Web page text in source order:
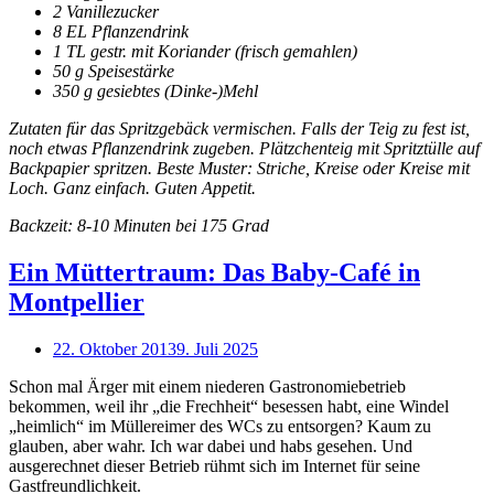
2 Vanillezucker
8 EL Pflanzendrink
1 TL gestr. mit Koriander (frisch gemahlen)
50 g Speisestärke
350 g gesiebtes (Dinke-)Mehl
Zutaten für das Spritzgebäck vermischen. Falls der Teig zu fest ist,
noch etwas Pflanzendrink zugeben. Plätzchenteig mit Spritztülle auf
Backpapier spritzen. Beste Muster: Striche, Kreise oder Kreise mit
Loch. Ganz einfach. Guten Appetit.
Backzeit: 8-10 Minuten bei 175 Grad
Ein Müttertraum: Das Baby-Café in
Montpellier
22. Oktober 20139. Juli 2025
Schon mal Ärger mit einem niederen Gastronomiebetrieb
bekommen, weil ihr „die Frechheit“ besessen habt, eine Windel
„heimlich“ im Müllereimer des WCs zu entsorgen? Kaum zu
glauben, aber wahr. Ich war dabei und habs gesehen. Und
ausgerechnet dieser Betrieb rühmt sich im Internet für seine
Gastfreundlichkeit.